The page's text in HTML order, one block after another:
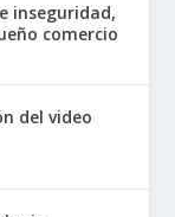
inseguridad,
comercio
del video